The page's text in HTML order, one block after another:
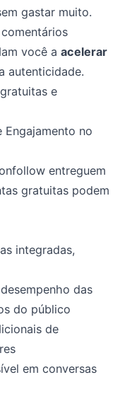
gastar muito.
você aacelerar
autenticidade.
e
Engajamento no
entreguem
gratuitas podem
integradas,
das
do público
de
em conversas